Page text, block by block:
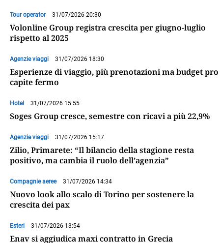
Tour operator 31/07/2026 20:30
Volonline Group registra crescita per giugno-luglio
rispetto al 2025
Agenzie viaggi 31/07/2026 18:30
Esperienze di viaggio, più prenotazioni ma budget pro
capite fermo
Hotel 31/07/2026 15:55
Soges Group cresce, semestre con ricavi a più 22,9%
Agenzie viaggi 31/07/2026 15:17
Zilio, Primarete: “Il bilancio della stagione resta
positivo, ma cambia il ruolo dell’agenzia”
Compagnie aeree 31/07/2026 14:34
Nuovo look allo scalo di Torino per sostenere la
crescita dei pax
Esteri 31/07/2026 13:54
Enav si aggiudica maxi contratto in Grecia